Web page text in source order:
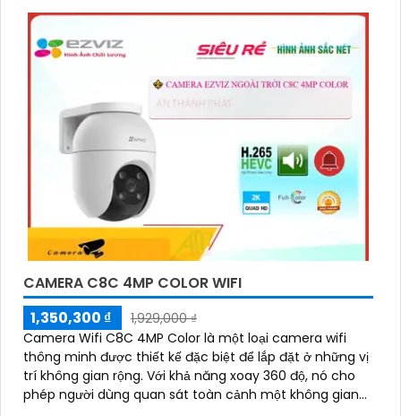
năng kết nối linh hoạt và dễ dàng quản lý qua các
ứng dụng hoặc nền tảng web mang lại sự tiện lợi tối
CAMERA C8C 4MP COLOR WIFI
1,350,300 ₫
1,929,000 ₫
Camera Wifi C8C 4MP Color là một loại camera wifi
thông minh được thiết kế đặc biệt để lắp đặt ở những vị
trí không gian rộng. Với khả năng xoay 360 độ, nó cho
phép người dùng quan sát toàn cảnh một không gian